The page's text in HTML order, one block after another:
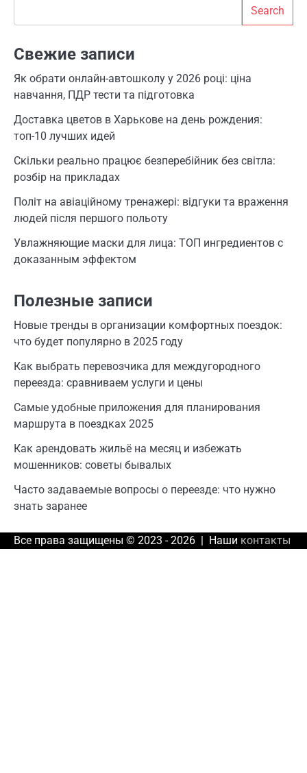
Search
Свежие записи
Як обрати онлайн-автошколу у 2026 році: ціна
навчання, ПДР тести та підготовка
Доставка цветов в Харькове на день рождения:
топ-10 лучших идей
Скільки реально працює безперебійник без світла:
розбір на прикладах
Політ на авіаційному тренажері: відгуки та враження
людей після першого польоту
Увлажняющие маски для лица: ТОП ингредиентов с
доказанным эффектом
Полезные записи
Новые тренды в организации комфортных поездок:
что будет популярно в 2025 году
Как выбрать перевозчика для междугородного
переезда: сравниваем услуги и цены
Самые удобные приложения для планирования
маршрута в поездках 2025
Как арендовать жильё на месяц и избежать
мошенников: советы бывалых
Часто задаваемые вопросы о переезде: что нужно
знать заранее
Все права защищены © 2023 - 2026 | Наши контакты